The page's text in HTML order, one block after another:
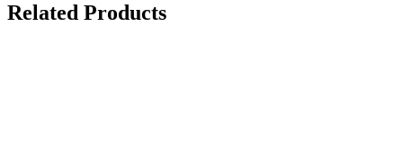
Related Products